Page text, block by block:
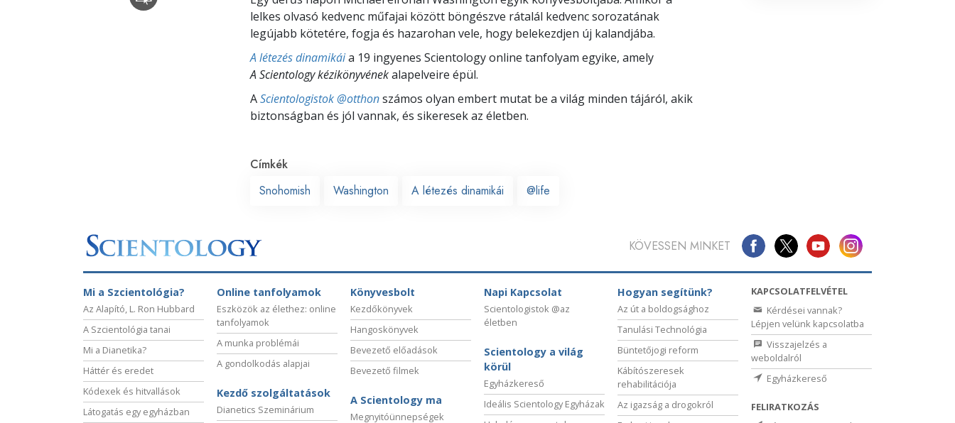
lelkes olvasó kedvenc műfajai között böngészve rátalál kedvenc sorozatának
legújabb kötetére, fogja és hazarohan vele, hogy belekezdjen új kalandjába.
A létezés dinamikáia 19 ingyenes Scientology online tanfolyam egyike, amely
A Scientology kézikönyvénekalapelveire épül.
AScientologistok @otthonszámos olyan embert mutat be a világ minden tájáról, akik
biztonságban és jól vannak, és sikeresek az életben.
Címkék
Snohomish
Washington A létezés dinamikái @life
KÖVESSEN MINKET
Mi a Szcientológia?
Az Alapító, L. Ron Hubbard
A Szcientológia tanai
Mi a Dianetika?
Háttér és eredet
Kódexek és hitvallások
Látogatás egy egyházban
Online tanfolyamok
Eszközök az élethez: online
tanfolyamok
A munka problémái
A gondolkodás alapjai
Kezdő szolgáltatások
Dianetics Szeminárium
Könyvesbolt
Kezdőkönyvek
Hangoskönyvek
Bevezető előadások
Bevezető filmek
A Scientology ma
Megnyitóünnepségek
Napi Kapcsolat
Scientologistok @az
életben
Scientology a világ
körül
Egyházkereső
Ideális Scientology Egyházak
Hogyan segítünk?
Az út a boldogsághoz
Tanulási Technológia
Büntetőjogi reform
Kábítószeresek
rehabilitációja
Az igazság a drogokról
KAPCSOLATFELVÉTEL
Kérdései vannak?
Lépjen velünk kapcsolatba
Visszajelzés a
weboldalról
Egyházkereső
FELIRATKOZÁS